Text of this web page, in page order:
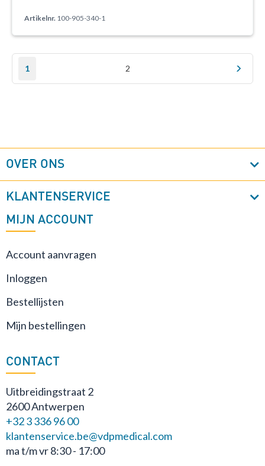
Artikelnr. 100-905-340-1
U lees momenteel pagina
1 Pagina
2
OVER ONS
KLANTENSERVICE
MIJN ACCOUNT
Account aanvragen
Inloggen
Bestellijsten
Mijn bestellingen
CONTACT
Uitbreidingstraat 2
2600 Antwerpen
+32 3 336 96 00
klantenservice.be@vdpmedical.com
ma t/m vr 8:30 - 17:00